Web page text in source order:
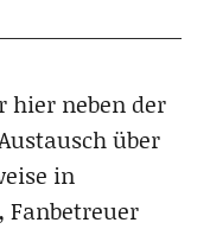
hier neben der
über
in